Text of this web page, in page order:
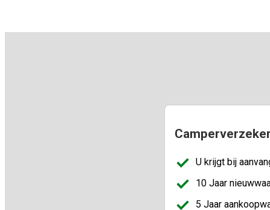
U krijgt bij
10 Jaar
5 Jaar